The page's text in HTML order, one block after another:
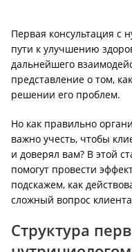
Первая консультация с
пути к улучшению
дальнейшего
представление о том,
решении его проблем.
Но как правильно
важно учесть, чтобы
и доверял вам? В этой
помогут провести
подскажем, как
сложный вопрос
Структура